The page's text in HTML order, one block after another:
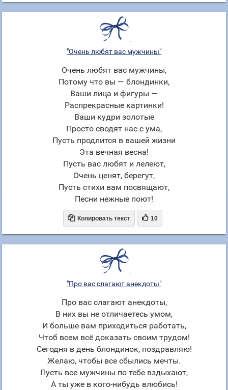
"Очень любят вас мужчины"
Очень любят вас мужчины,
Потому что вы — блондинки,
Ваши лица и фигуры —
Распрекрасные картинки!
Ваши кудри золотые
Просто сводят нас с ума,
Пусть продлится в вашей жизни
Эта вечная весна!
Пусть вас любят и лелеют,
Очень ценят, берегут,
Пусть стихи вам посвящают,
Песни нежные поют!
 Копировать текст  10
"Про вас слагают анекдоты"
Про вас слагают анекдоты,
В них вы не отличаетесь умом,
И больше вам приходиться работать,
Чтоб всем всё доказать своим трудом!
Сегодня в день блондинок, поздравляю!
Желаю, чтобы все сбылись мечты.
Пусть все мужчины по тебе вздыхают,
А ты уже в кого-нибудь влюбись!